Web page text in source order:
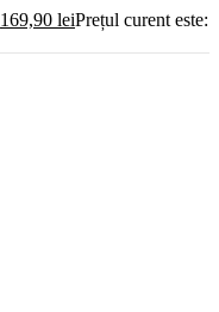
169,90 leiPrețul curent este: